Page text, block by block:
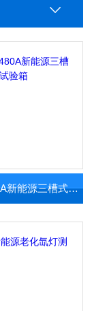
3AP-CJ-480A新能源三槽式冷热冲击试验箱